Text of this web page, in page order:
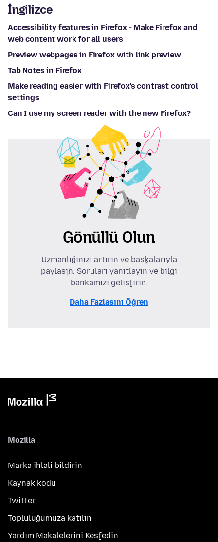
İngilizce
Accessibility features in Firefox - Make Firefox and
web content work for all users
Preview webpages in Firefox with link preview
Tab Notes in Firefox
Make reading easier with Firefox's contrast control
settings
Can I use my screen reader with the new Firefox?
Gönüllü Olun
Uzmanlığınızı artırın ve başkalarıyla
paylaşın. Soruları yanıtlayın ve bilgi
bankamızı geliştirin.
Daha Fazlasını Öğren
Mozilla
Marka ihlali bildirin
Kaynak kodu
Twitter
Topluluğumuza katılın
Yardım Makalelerini Keşfedin